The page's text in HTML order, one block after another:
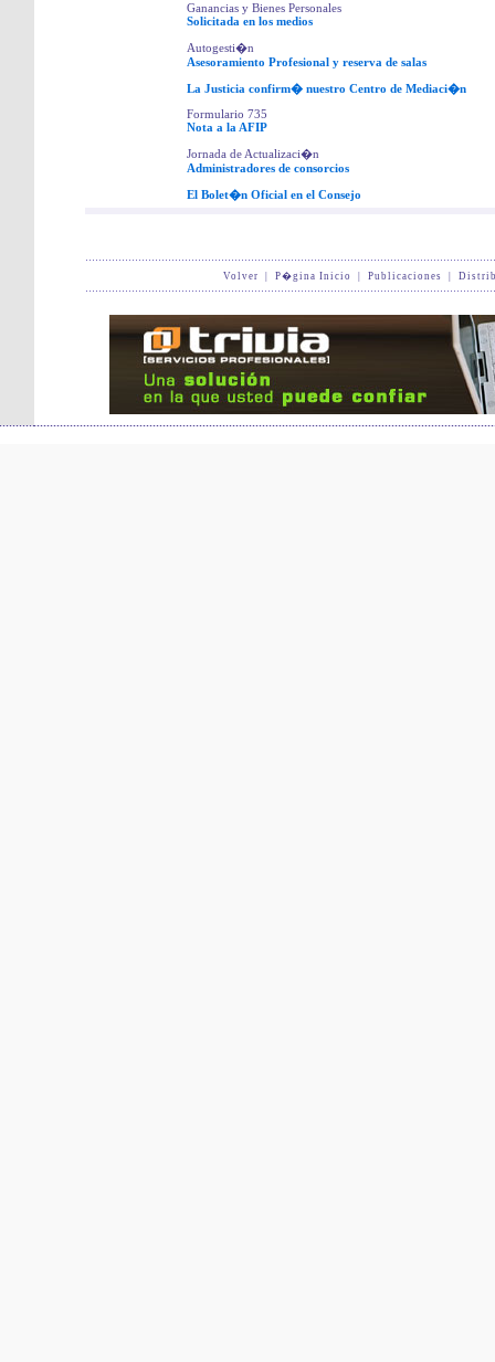
Ganancias y Bienes Personales
Solicitada en los medios
Autogesti�n
Asesoramiento Profesional y reserva de salas
La Justicia confirm� nuestro Centro de Mediaci�n
Formulario 735
Nota a la AFIP
Jornada de Actualizaci�n
Administradores de consorcios
El Bolet�n Oficial en el Consejo
Volver P�gina Inicio Publicaciones